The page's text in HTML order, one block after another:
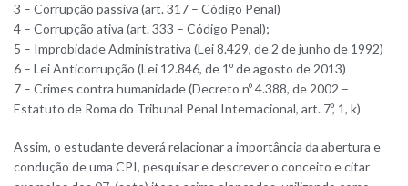
3 – Corrupção passiva (art. 317 – Código Penal)
4 – Corrupção ativa (art. 333 – Código Penal);
5 – Improbidade Administrativa (Lei 8.429, de 2 de junho de 1992)
6 – Lei Anticorrupção (Lei 12.846, de 1º de agosto de 2013)
7 – Crimes contra humanidade (Decreto nº 4.388, de 2002 –
Estatuto de Roma do Tribunal Penal Internacional, art. 7º, 1, k)
Assim, o estudante deverá relacionar a importância da abertura e
condução de uma CPI, pesquisar e descrever o conceito e citar